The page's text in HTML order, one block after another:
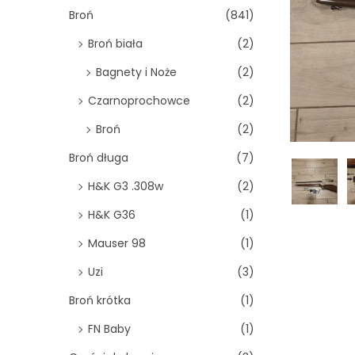
n
Broń
(841)
Broń biała
(2)
Bagnety i Noże
(2)
Czarnoprochowce
(2)
Broń
(2)
Broń długa
(7)
H&K G3 .308w
(2)
H&K G36
(1)
Mauser 98
(1)
Uzi
(3)
Broń krótka
(1)
FN Baby
(1)